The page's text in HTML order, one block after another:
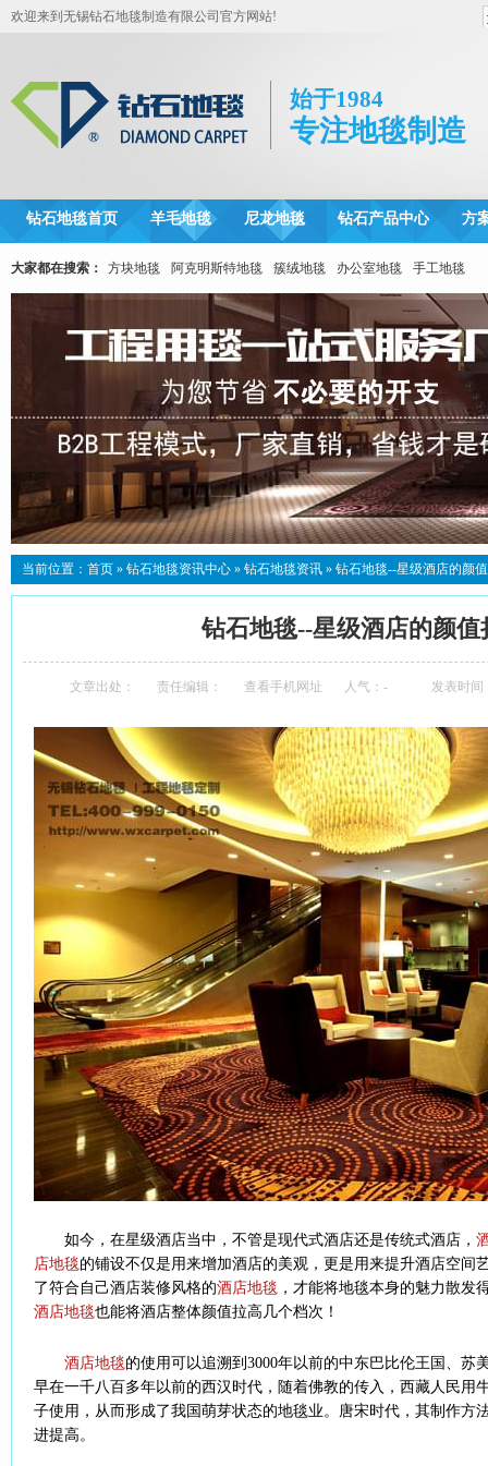
欢迎来到无锡钻石地毯制造有限公司官方网站!
始于1984
专注地毯制造
钻石地毯首页 羊毛地毯 尼龙地毯 钻石产品中心 方
大家都在搜索： 方块地毯 阿克明斯特地毯 簇绒地毯 办公室地毯 手工地毯
当前位置： 首页 » 钻石地毯资讯中心 » 钻石地毯资讯 » 钻石地毯--星级酒店的颜
钻石地毯--星级酒店的颜值
文章出处： 责任编辑： 查看手机网址 人气： - 发表时间
如今，在星级酒店当中，不管是现代式酒店还是传统式酒店，
店地毯的铺设不仅是用来增加酒店的美观，更是用来提升酒店空间
了符合自己酒店装修风格的酒店地毯 ，才能将地毯本身的魅力散发
酒店地毯也能将酒店整体颜值拉高几个档次！
酒店地毯的使用可以追溯到3000年以前的中东巴比伦王国、
早在一千八百多年以前的西汉时代，随着佛教的传入，西藏人民用
子使用，从而形成了我国萌芽状态的地毯业。唐宋时代，其制作方
进提高。